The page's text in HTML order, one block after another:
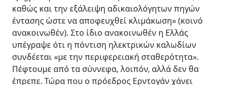
καθώς και την εξάλειψη αδικαιολόγητων πηγών
έντασης ώστε να αποφευχθεί κλιμάκωση» (κοινό
ανακοινωθέν). Στο ίδιο ανακοινωθέν η Ελλάς
υπέγραψε ότι η πόντιση ηλεκτρικών καλωδίων
συνδέεται «με την περιφερειακή σταθερότητα».
Πέφτουμε από τα σύννεφα, λοιπόν, αλλά δεν θα
έπρεπε. Τώρα που ο πρόεδρος Ερντογάν χάνει